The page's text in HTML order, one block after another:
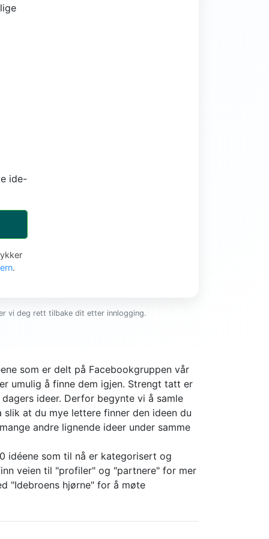
ide-
.
vi deg rett tilbake dit etter innlogging.
som er delt på Facebookgruppen vår
umulig å finne dem igjen. Strengt tatt er
ideer. Derfor begynte vi å samle
at du mye lettere finner den ideen du
andre lignende ideer under samme
idéene som til nå er kategorisert og
veien til "profiler" og "partnere" for mer
"Idebroens hjørne" for å møte